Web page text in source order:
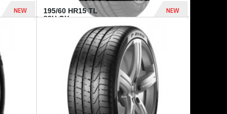
NEW
955 Dhs
195/60 HR15 TL
88H GY...
NEW